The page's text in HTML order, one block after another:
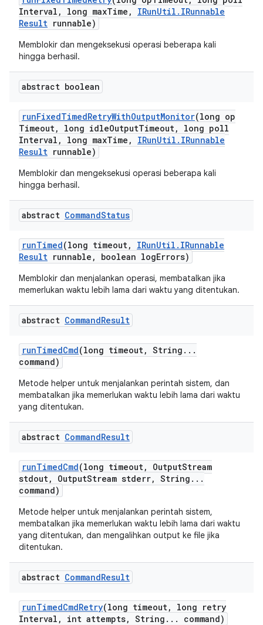
Interval , long maxTime , IRunUtil . IRunnable
Result runnable)
Memblokir dan mengeksekusi operasi beberapa kali
hingga berhasil.
abstract boolean
runFixedTimedRetryWithOutputMonitor(long op
Timeout, long idleOutputTimeout,
long poll
Interval , long maxTime , IRunUtil . IRunnable
Result runnable)
Memblokir dan mengeksekusi operasi beberapa kali
hingga berhasil.
abstract CommandStatus
runTimed(long timeout, IRunUtil . IRunnable
Result runnable , boolean logErrors)
Memblokir dan menjalankan operasi, membatalkan jika
memerlukan waktu lebih lama dari waktu yang ditentukan.
abstract CommandResult
runTimedCmd(long timeout, String . . .
command)
Metode helper untuk menjalankan perintah sistem, dan
membatalkan jika memerlukan waktu lebih lama dari waktu
yang ditentukan.
abstract CommandResult
runTimedCmd(long timeout, OutputStream
stdout, OutputStream stderr, String . . .
command)
Metode helper untuk menjalankan perintah sistem,
membatalkan jika memerlukan waktu lebih lama dari waktu
yang ditentukan, dan mengalihkan output ke file jika
ditentukan.
abstract CommandResult
runTimedCmdRetry(long timeout,
long retry
Interval , int attempts, String . . . command)